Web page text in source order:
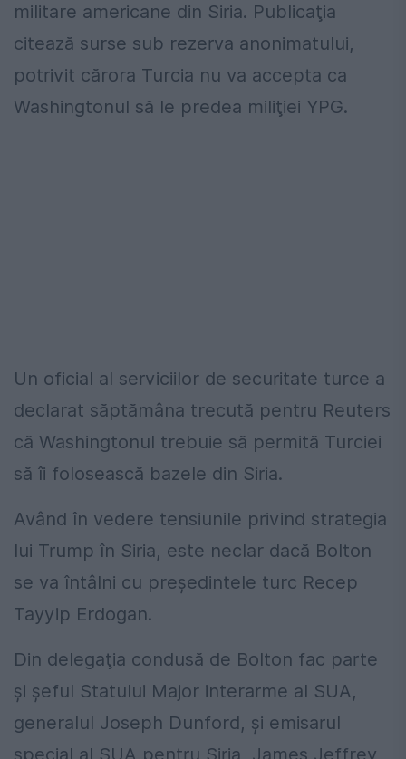
militare americane din Siria. Publicaţia
citează surse sub rezerva anonimatului,
potrivit cărora Turcia nu va accepta ca
Washingtonul să le predea miliţiei YPG.
Un oficial al serviciilor de securitate turce a
declarat săptămâna trecută pentru Reuters
că Washingtonul trebuie să permită Turciei
să îi folosească bazele din Siria.
Având în vedere tensiunile privind strategia
lui Trump în Siria, este neclar dacă Bolton
se va întâlni cu preşedintele turc Recep
Tayyip Erdogan.
Din delegaţia condusă de Bolton fac parte
şi şeful Statului Major interarme al SUA,
generalul Joseph Dunford, şi emisarul
special al SUA pentru Siria, James Jeffrey,